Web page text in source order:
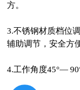
方。
3.不锈钢材质档位
辅助调节，安全方
4.工作角度45°—